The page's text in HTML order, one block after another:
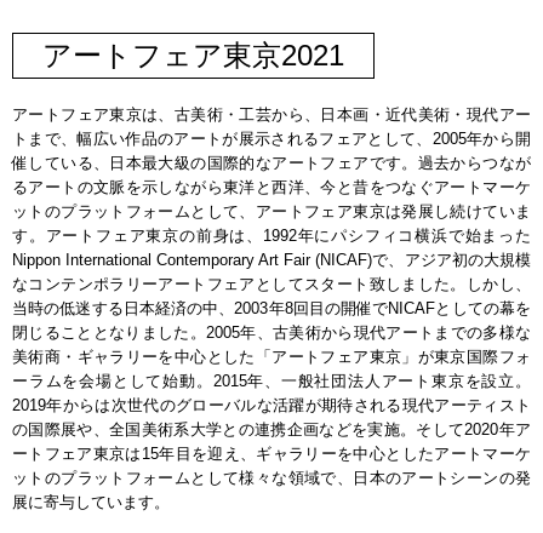
アートフェア東京2021
アートフェア東京は、古美術・工芸から、日本画・近代美術・現代アー
トまで、幅広い作品のアートが展示されるフェアとして、2005年から開
催している、日本最大級の国際的なアートフェアです。過去からつなが
るアートの文脈を示しながら東洋と西洋、今と昔をつなぐアートマーケ
ットのプラットフォームとして、アートフェア東京は発展し続けていま
す。アートフェア東京の前身は、1992年にパシフィコ横浜で始まった
Nippon International Contemporary Art Fair (NICAF)で、アジア初の大規模
なコンテンポラリーアートフェアとしてスタート致しました。しかし、
当時の低迷する日本経済の中、2003年8回目の開催でNICAFとしての幕を
閉じることとなりました。2005年、古美術から現代アートまでの多様な
美術商・ギャラリーを中心とした「アートフェア東京」が東京国際フォ
ーラムを会場として始動。2015年、一般社団法人アート東京を設立。
2019年からは次世代のグローバルな活躍が期待される現代アーティスト
の国際展や、全国美術系大学との連携企画などを実施。そして2020年ア
ートフェア東京は15年目を迎え、ギャラリーを中心としたアートマーケ
ットのプラットフォームとして様々な領域で、日本のアートシーンの発
展に寄与しています。